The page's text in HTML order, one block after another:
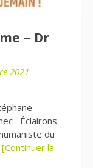
– Dr
2021
Éclairons
du
[Continuer la